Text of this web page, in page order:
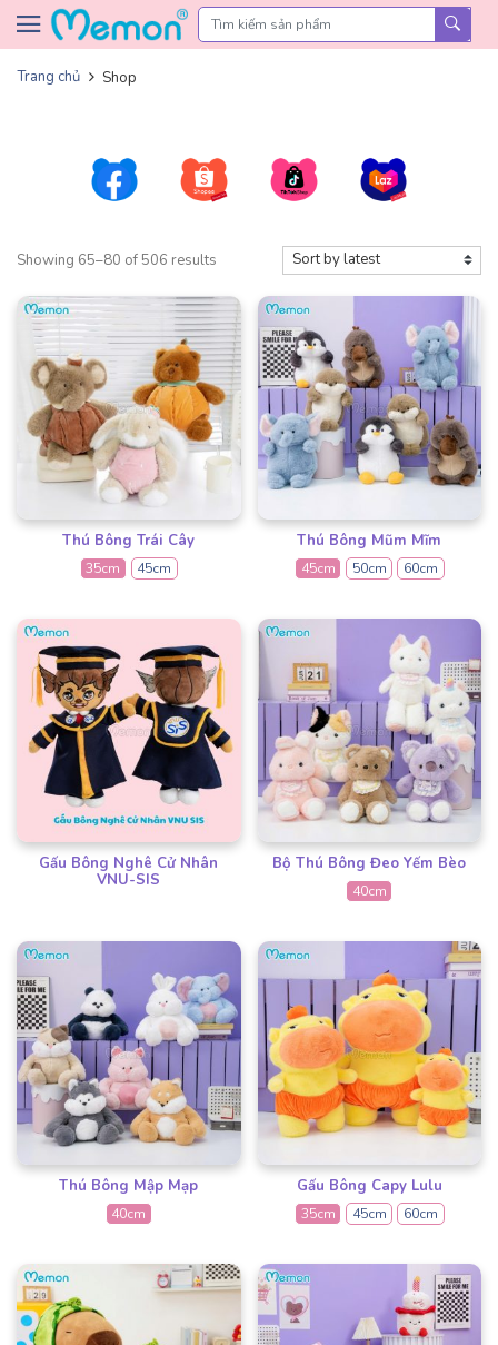
Skip to content
Trang chủ Shop
Showing 65–80 of 506 results
Thú Bông Trái Cây
35cm 45cm
Thú Bông Mũm Mĩm
45cm 50cm 60cm
Gấu Bông Nghê Cử Nhân
VNU-SIS
Bộ Thú Bông Đeo Yếm Bèo
40cm
Thú Bông Mập Mạp
40cm
Gấu Bông Capy Lulu
35cm 45cm 60cm